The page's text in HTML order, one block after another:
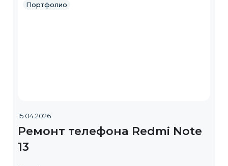
Портфолио
15.04.2026
Ремонт телефона Redmi Note
13